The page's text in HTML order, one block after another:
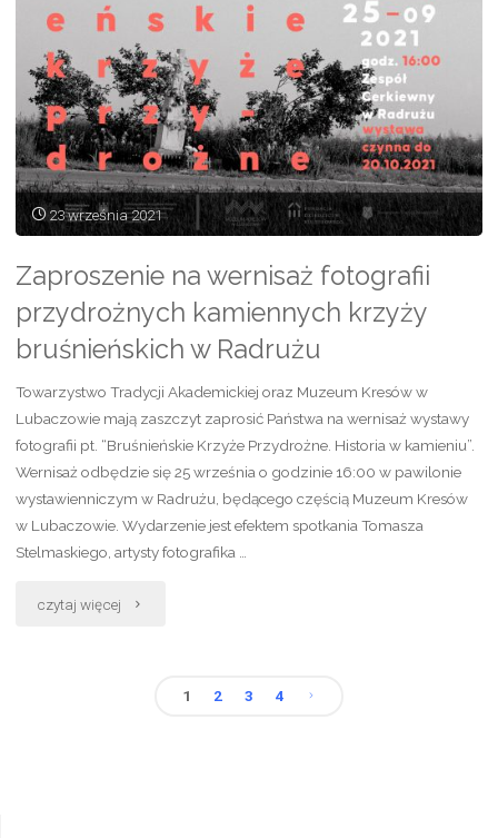
kamieniu”
–
wystawa
do
obejrzenia
Radrużu
października"
23 września 2021
Zaproszenie na wernisaż fotografii
przydrożnych kamiennych krzyży
bruśnieńskich w Radrużu
Towarzystwo Tradycji Akademickiej oraz Muzeum Kresów w
Lubaczowie mają zaszczyt zaprosić Państwa na wernisaż wystawy
fotografii pt. “Bruśnieńskie Krzyże Przydrożne. Historia w kamieniu”.
Wernisaż odbędzie się 25 września o godzinie 16:00 w pawilonie
wystawienniczym w Radrużu, będącego częścią Muzeum Kresów
w Lubaczowie. Wydarzenie jest efektem spotkania Tomasza
Stelmaskiego, artysty fotografika …
czytaj więcej "Zaproszenie
1 2 3 4